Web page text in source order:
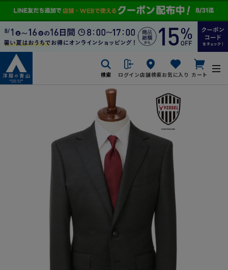
検索 ログイン店舗検索お気に入り カート